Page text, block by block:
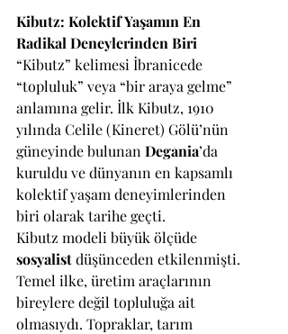
Kibutz: Kolektif Yaşamın En
Radikal Deneylerinden Biri
“Kibutz” kelimesi İbranicede
“topluluk” veya “bir araya gelme”
anlamına gelir. İlk Kibutz, 1910
yılında Celile (Kineret) Gölü’nün
güneyinde bulunan Degania’da
kuruldu ve dünyanın en kapsamlı
kolektif yaşam deneyimlerinden
biri olarak tarihe geçti.
Kibutz modeli büyük ölçüde
sosyalist düşünceden etkilenmişti.
Temel ilke, üretim araçlarının
bireylere değil topluluğa ait
olmasıydı. Topraklar, tarım